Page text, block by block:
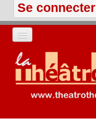
Se connecter
ACCUEIL
LES TEXTES